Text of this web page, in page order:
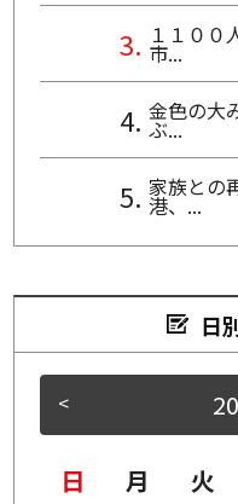
１１００
市...
金色の大
ぶ...
家族との
港、...
日
<
日 月 火